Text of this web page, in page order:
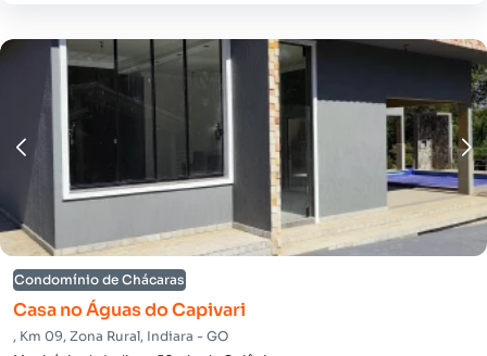
Condomínio de Chácaras
Casa no Águas do Capivari
, Km 09, Zona Rural, Indiara - GO